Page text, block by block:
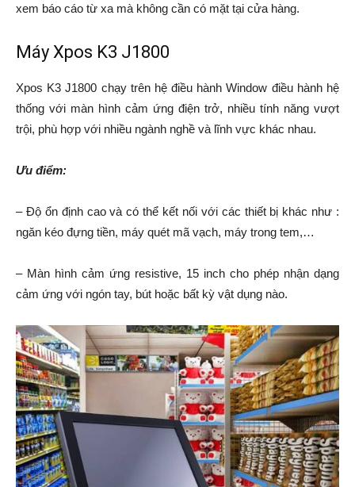
xem báo cáo từ xa mà không cần có mặt tại cửa hàng.
Máy Xpos K3 J1800
Xpos K3 J1800 chạy trên hệ điều hành Window điều hành hệ
thống với màn hình cảm ứng điện trở, nhiều tính năng vượt
trội, phù hợp với nhiều ngành nghề và lĩnh vực khác nhau.
Ưu điểm:
– Độ ổn định cao và có thể kết nối với các thiết bị khác như :
ngăn kéo đựng tiền, máy quét mã vạch, máy trong tem,…
– Màn hình cảm ứng resistive, 15 inch cho phép nhận dạng
cảm ứng với ngón tay, bút hoặc bất kỳ vật dụng nào.